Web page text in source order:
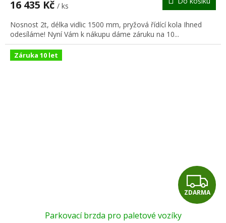
A
16 435 Kč / ks
Nosnost 2t, délka vidlic 1500 mm, pryžová řídící kola Ihned
odesíláme! Nyní Vám k nákupu dáme záruku na 10...
Záruka 10 let
Z
D
ZDARMA
Parkovací brzda pro paletové vozíky